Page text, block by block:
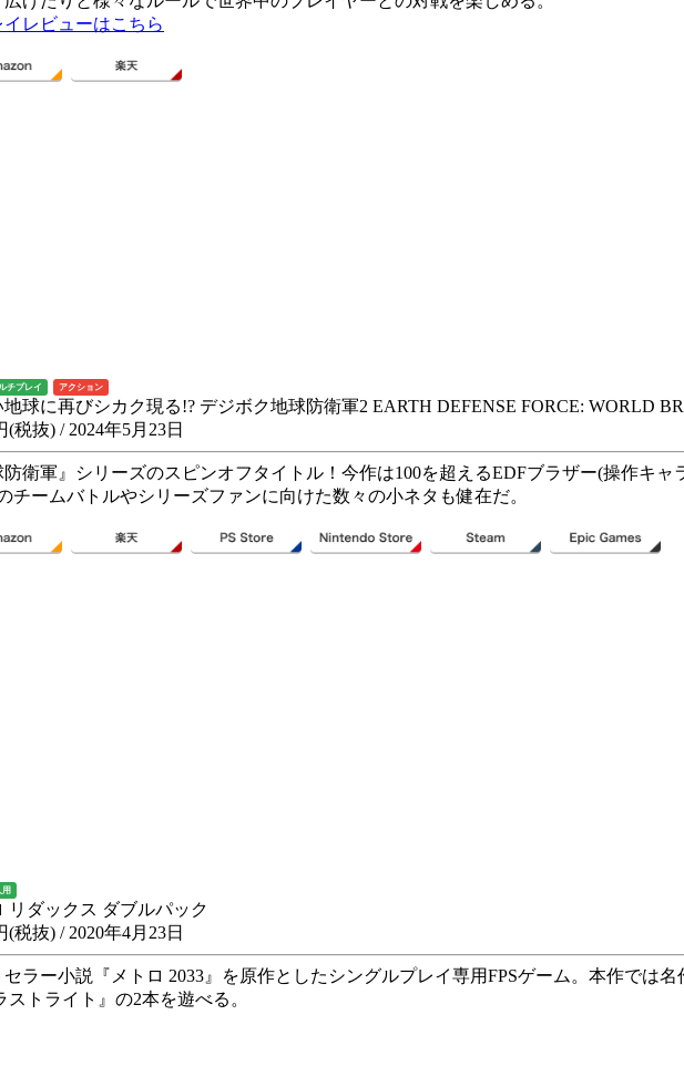
レビューはこちら
チプレイ アクション
地球に再びシカク現る!? デジボク地球防衛軍2 EARTH DEFENSE FORCE: WORLD
(税抜) / 2024年5月23日
防衛軍』シリーズのスピンオフタイトル！今作は100を超えるEDFブラザー(操作キ
チームバトルやシリーズファンに向けた数々の小ネタも健在だ。
用
リダックス ダブルパック
(税抜) / 2020年4月23日
ラー小説『メトロ 2033』を原作としたシングルプレイ専用FPSゲーム。本作では名
ストライト』の2本を遊べる。